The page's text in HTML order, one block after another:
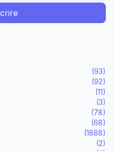
(93)
(92)
(11)
(3)
(78)
(68)
(1888)
(2)